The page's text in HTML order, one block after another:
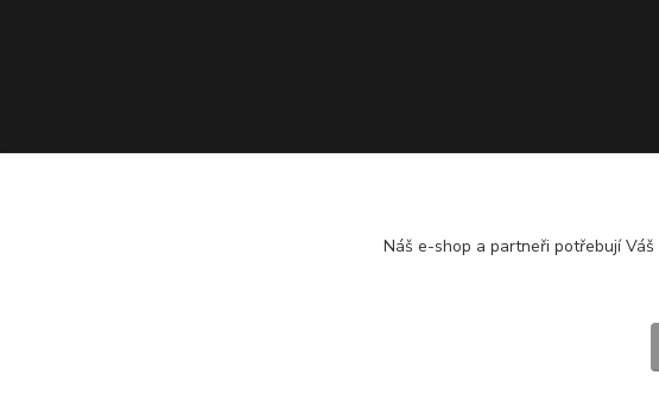
Náš e-shop a partneři potřebují Váš